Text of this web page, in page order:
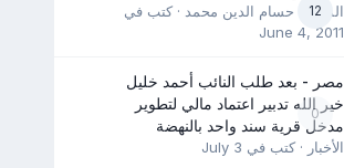
12
المدرب حسام الدين محمد · كتب في
June 4, 2011
0
مصر - بعد طلب النائب أحمد خليل
خير الله تدبير اعتماد مالي لتطوير
مدخل قرية سند واحد بالنهضة
الأخبار · كتب في July 3